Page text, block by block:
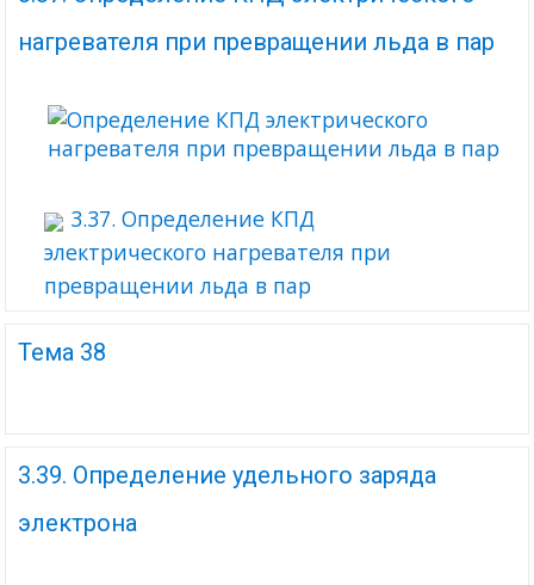
нагревателя при превращении льда в пар
3.37. Определение КПД
электрического нагревателя при
превращении льда в пар
Тема 38
3.39. Определение удельного заряда
электрона